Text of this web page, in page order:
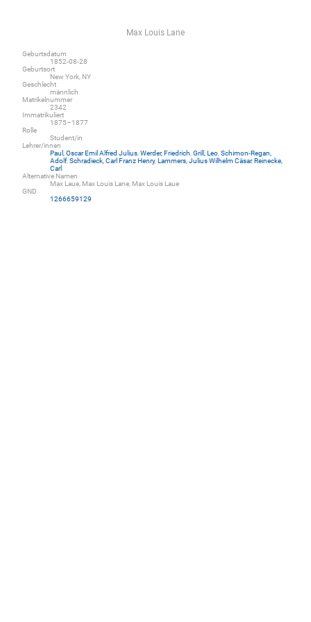
Max Louis Lane
Geburtsdatum
1852-08-28
Geburtsort
New York, NY
Geschlecht
männlich
Matrikelnummer
2342
Immatrikuliert
1875–1877
Rolle
Student/in
Lehrer/innen
Paul, Oscar Emil Alfred Julius Werder, Friedrich Grill, Leo Schimon-Regan,
Adolf, Schradieck, Carl Franz Henry, Lammers, Julius Wilhelm Cäsar,Reinecke,
Carl
Alternative Namen
Max Laue, Max Louis Lane, Max Louis Laue
GND
1266659129